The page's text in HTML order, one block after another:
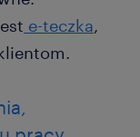
e-teczka,